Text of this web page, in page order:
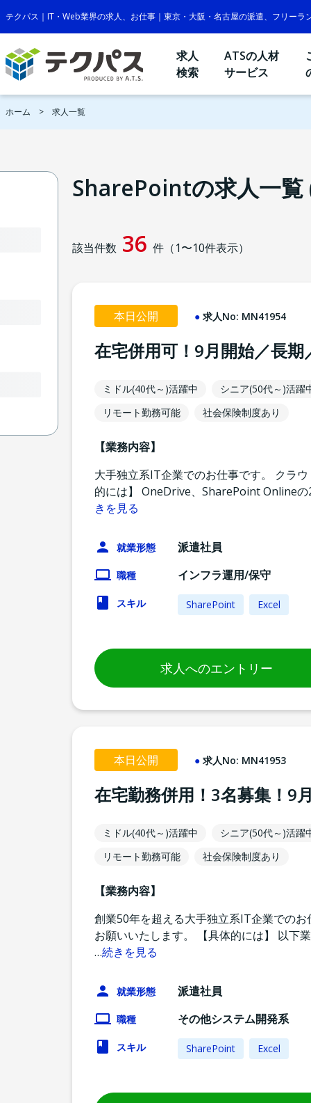
テクパス｜IT・Web業界の求人、お仕事｜東京・大阪・名古屋の派遣、フリーラ
求人
検索
ATSの人材
サービス
ホーム 求人一覧
SharePointの求人一覧
該当件数 36 件（1〜10件表示）
本日公開 求人No: MN41954
在宅併用可！9月開始／長
ミドル(40代～)活躍中
シニア(50代～)活躍
リモート勤務可能
社会保険制度あり
【業務内容】
大手独立系IT企業でのお仕事です。 クラ
的には】 OneDrive、SharePoint Online
きを見る
就業形態 派遣社員
職種 インフラ運用/保守
スキル SharePoint Excel
求人へのエントリー
本日公開 求人No: MN41953
在宅勤務併用！3名募集！9
ミドル(40代～)活躍中
シニア(50代～)活躍
リモート勤務可能
社会保険制度あり
【業務内容】
創業50年を超える大手独立系IT企業での
お願いいたします。 【具体的には】 以下
…続きを見る
就業形態 派遣社員
職種 その他システム開発系
スキル SharePoint Excel